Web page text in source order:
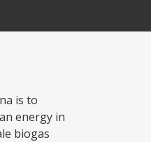
is to
energy in
biogas